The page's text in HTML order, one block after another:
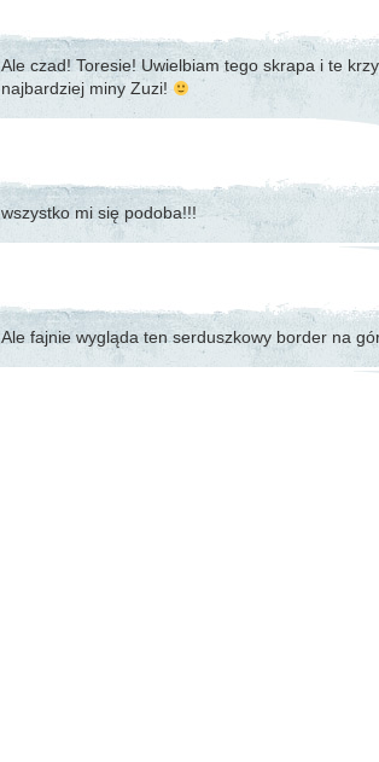
Ale czad! Toresie! Uwielbiam tego skrapa i te
najbardziej miny Zuzi!
wszystko mi się podoba!!!
Ale fajnie wygląda ten serduszkowy border na